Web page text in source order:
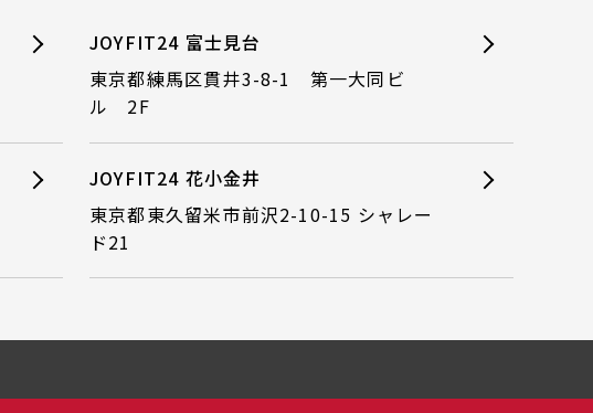
JOYFIT24 富士見台
東京都練馬区貫井3-8-1 第一大同ビ
ル 2F
JOYFIT24 花小金井
東京都東久留米市前沢2-10-15 シャレー
ド21